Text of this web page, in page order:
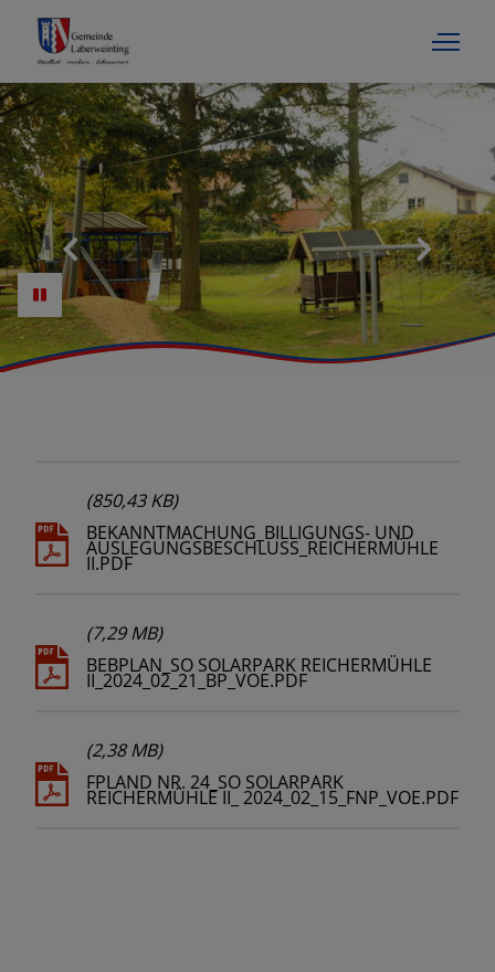
(850,43 KB)
BEKANNTMACHUNG_BILLIGUNGS- UND
AUSLEGUNGSBESCHLUSS_REICHERMÜHLE
II.PDF
(7,29 MB)
BEBPLAN_SO SOLARPARK REICHERMÜHLE
II_2024_02_21_BP_VOE.PDF
(2,38 MB)
FPLAND NR. 24_SO SOLARPARK
REICHERMÜHLE II_ 2024_02_15_FNP_VOE.PDF